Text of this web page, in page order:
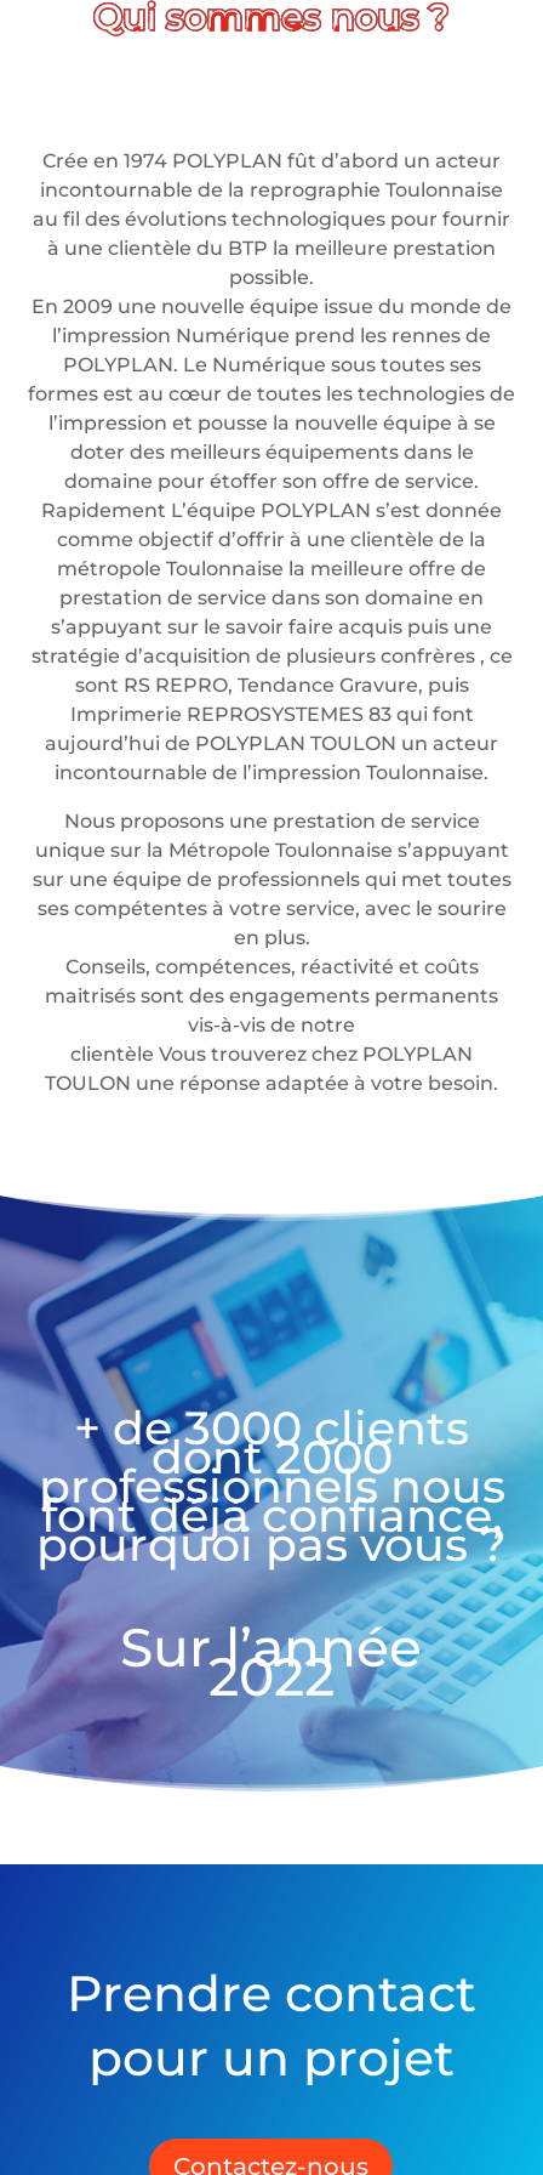
Crée en 1974 POLYPLAN fût d’abord un acteur
incontournable de la reprographie Toulonnaise
au fil des évolutions technologiques pour fournir
à une clientèle du BTP la meilleure prestation
possible.
En 2009 une nouvelle équipe issue du monde de
l’impression Numérique prend les rennes de
POLYPLAN. Le Numérique sous toutes ses
formes est au cœur de toutes les technologies de
l’impression et pousse la nouvelle équipe à se
doter des meilleurs équipements dans le
domaine pour étoffer son offre de service.
Rapidement L’équipe POLYPLAN s’est donnée
comme objectif d’offrir à une clientèle de la
métropole Toulonnaise la meilleure offre de
prestation de service dans son domaine en
s’appuyant sur le savoir faire acquis puis une
stratégie d’acquisition de plusieurs confrères , ce
sont RS REPRO, Tendance Gravure, puis
Imprimerie REPROSYSTEMES 83 qui font
aujourd’hui de POLYPLAN TOULON un acteur
incontournable de l’impression Toulonnaise.
Nous proposons une prestation de service
unique sur la Métropole Toulonnaise s’appuyant
sur une équipe de professionnels qui met toutes
ses compétentes à votre service, avec le sourire
en plus.
Conseils, compétences, réactivité et coûts
maitrisés sont des engagements permanents
vis-à-vis de notre
clientèle Vous trouverez chez POLYPLAN
TOULON une réponse adaptée à votre besoin.
+ de 3000 clients
dont 2000
professionnels nous
font déjà confiance,
pourquoi pas vous ?
Sur l’année
2022
Prendre contact
pour un projet
Contactez-nous